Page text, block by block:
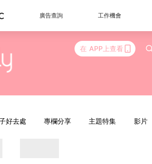
廣告查詢 工作機會
在 APP上查看
好去處 專欄分享 主題特集 影片